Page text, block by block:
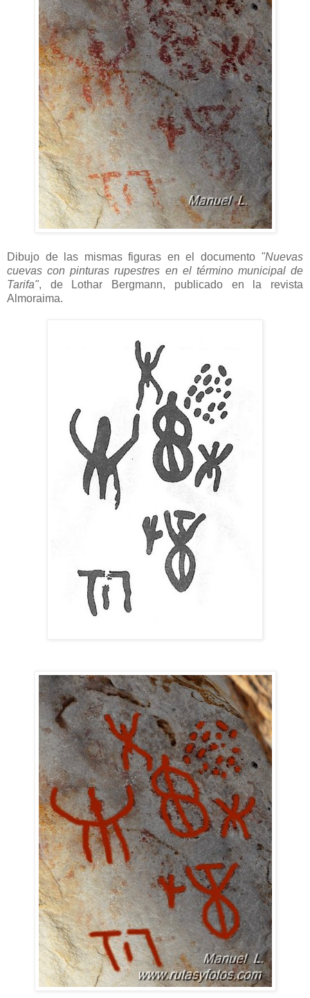
Dibujo de las mismas figuras en el documento "Nuevas
cuevas con pinturas rupestres en el término municipal de
Tarifa", de Lothar Bergmann, publicado en la revista
Almoraima.